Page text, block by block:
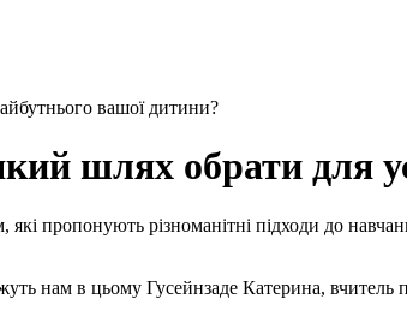
вашої дитини?
шлях обрати для
які пропонують різноманітні підходи до
нам в цьому Гусейнзаде Катерина,